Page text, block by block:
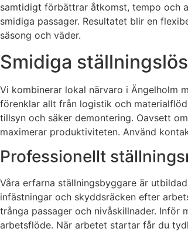
samtidigt förbättrar åtkomst, tempo och
smidiga passager. Resultatet blir en
säsong och väder.
Smidiga
Vi kombinerar lokal närvaro i Ängelholm
förenklar allt från logistik och
tillsyn och säker demontering. Oavsett
maximerar produktiviteten. Använd
Professionellt
Våra erfarna ställningsbyggare är
infästningar och skyddsräcken efter
trånga passager och nivåskillnader.
arbetsflöde. När arbetet startar får du